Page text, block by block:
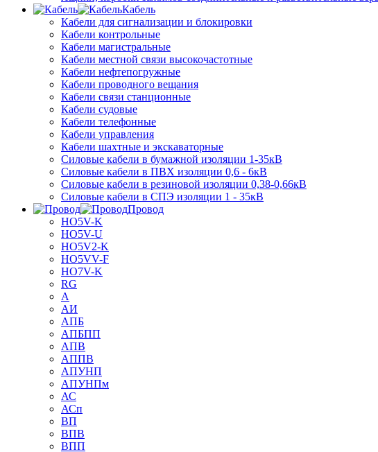
Кабель
Кабели для сигнализации и блокировки
Кабели контрольные
Кабели магистральные
Кабели местной связи высокочастотные
Кабели нефтепогружные
Кабели проводного вещания
Кабели связи станционные
Кабели судовые
Кабели телефонные
Кабели управления
Кабели шахтные и экскаваторные
Силовые кабели в бумажной изоляции 1-35кВ
Силовые кабели в ПВХ изоляции 0,6 - 6кВ
Силовые кабели в резиновой изоляции 0,38-0,66кВ
Силовые кабели в СПЭ изоляции 1 - 35кВ
Провод
HO5V-K
HO5V-U
HO5V2-K
HO5VV-F
HO7V-K
RG
А
АИ
АПБ
АПБПП
АПВ
АППВ
АПУНП
АПУНПм
АС
АСп
ВП
ВПВ
ВПП